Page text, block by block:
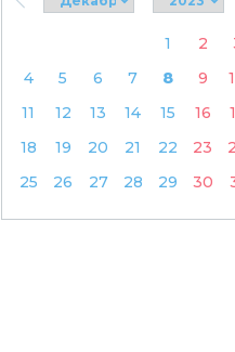
1 2
4
5 6 7 8 9
11
12 13 14 15 16
18
19 20 21 22 23
25
26 27 28 29 30